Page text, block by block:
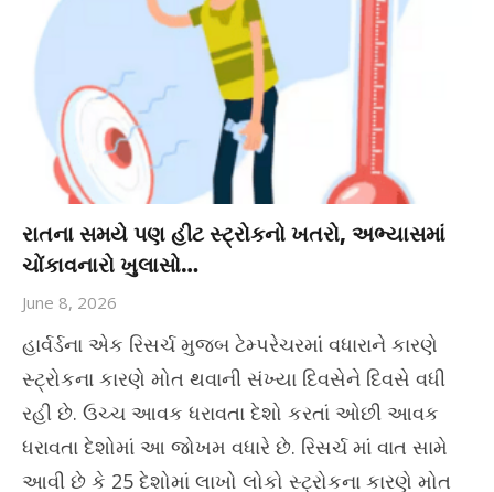
રાતના સમયે પણ હીટ સ્ટ્રોકનો ખતરો, અભ્યાસમાં
ચોંકાવનારો ખુલાસો…
June 8, 2026
હાર્વર્ડના એક રિસર્ચ મુજબ ટેમ્પરેચરમાં વધારાને કારણે
સ્ટ્રોકના કારણે મોત થવાની સંખ્યા દિવસેને દિવસે વધી
રહી છે. ઉચ્ચ આવક ધરાવતા દેશો કરતાં ઓછી આવક
ધરાવતા દેશોમાં આ જોખમ વધારે છે. રિસર્ચ માં વાત સામે
આવી છે કે 25 દેશોમાં લાખો લોકો સ્ટ્રોકના કારણે મોત